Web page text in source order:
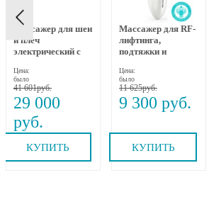
Массажер для шеи
и плеч
электрический с
вытяжением и
прогревом MEDI
NECK MYTREX
Цена:
было
41 601
29 000
КУПИТЬ
Массажер для RF-
лифтинга,
подтяжки и
RF-1607, Gezatone
Цена:
было
11 625
9 300
КУПИТЬ